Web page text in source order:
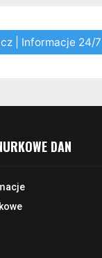
| Informacje 24/
DAN